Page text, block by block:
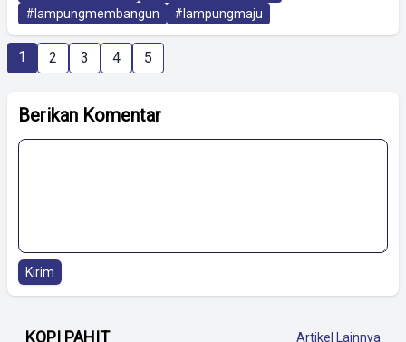
#lampungmembangun
#lampungmaju
1 2 3 4 5
Berikan Komentar
Kirim
KOPI PAHIT Artikel Lainnya